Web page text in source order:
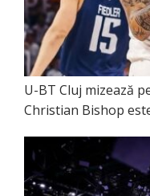
U-BT Cluj mizează
Christian Bishop